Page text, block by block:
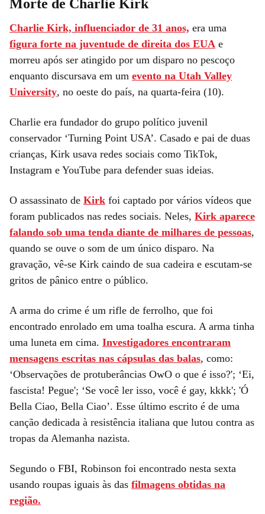
Morte de Charlie Kirk
Charlie Kirk, influenciador de 31 anos, era uma
figura forte na juventude de direita dos EUA e
morreu após ser atingido por um disparo no pescoço
enquanto discursava em um evento na Utah Valley
University, no oeste do país, na quarta-feira (10).
Charlie era fundador do grupo político juvenil
conservador ‘Turning Point USA’. Casado e pai de duas
crianças, Kirk usava redes sociais como TikTok,
Instagram e YouTube para defender suas ideias.
O assassinato de Kirk foi captado por vários vídeos que
foram publicados nas redes sociais. Neles, Kirk aparece
falando sob uma tenda diante de milhares de pessoas,
quando se ouve o som de um único disparo. Na
gravação, vê-se Kirk caindo de sua cadeira e escutam-se
gritos de pânico entre o público.
A arma do crime é um rifle de ferrolho, que foi
encontrado enrolado em uma toalha escura. A arma tinha
uma luneta em cima. Investigadores encontraram
mensagens escritas nas cápsulas das balas, como:
‘Observações de protuberâncias OwO o que é isso?'; ‘Ei,
fascista! Pegue'; ‘Se você ler isso, você é gay, kkkk'; 'Ó
Bella Ciao, Bella Ciao’. Esse último escrito é de uma
canção dedicada à resistência italiana que lutou contra as
tropas da Alemanha nazista.
Segundo o FBI, Robinson foi encontrado nesta sexta
usando roupas iguais às das filmagens obtidas na
região.